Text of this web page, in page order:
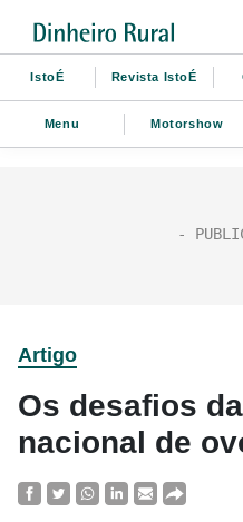
IstoÉ Revista IstoÉ
Menu Motorshow
Artigo
Os desafios
nacional de